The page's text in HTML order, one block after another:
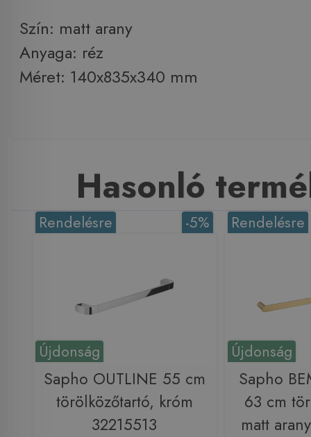
Szín: matt arany
Anyaga: réz
Méret: 140x835x340 mm
Hasonló
Újdonság
-5%
Rendelésre
Sapho OUTLINE 55 cm
törölközőtartó, króm
32215513
Újdonság
Rendelésre
Sapho
63 cm
matt